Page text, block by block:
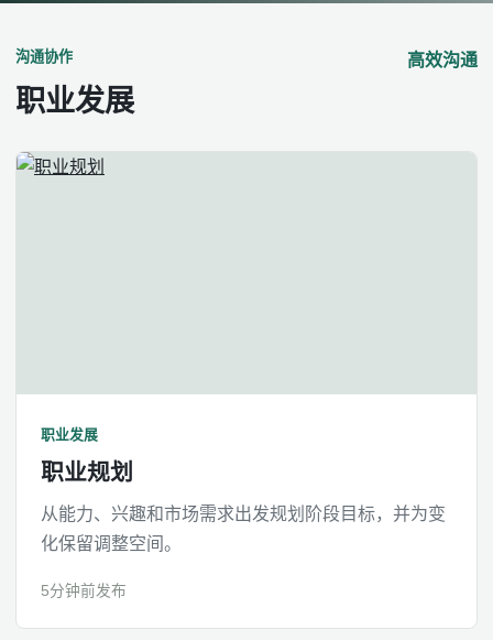
沟通协作
职业发展
高效沟通
职业发展
职业规划
从能力、兴趣和市场需求出发规划阶段目标，并为变
化保留调整空间。
5分钟前发布